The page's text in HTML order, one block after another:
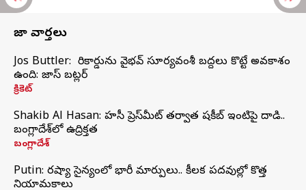
తాజా వార్తలు
Jos Buttler: నా రికార్డును వైభవ్ సూర్యవంశీ బద్దలు కొట్టే అవకాశం
ఉంది: జాస్ బట్లర్
క్రికెట్
Shakib Al Hasan: హసీనా ప్రెస్‌మీట్‌ తర్వాత షకీబ్‌ ఇంటిపై దాడి..
బంగ్లాదేశ్‌లో ఉద్రిక్తత
బంగ్లాదేశ్
Putin: రష్యా సైన్యంలో భారీ మార్పులు.. కీలక పదవుల్లో కొత్త
నియామకాలు